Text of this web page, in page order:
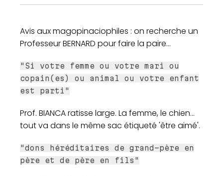
Avis aux magopinaciophiles : on recherche un
Professeur BERNARD pour faire la paire...
"Si votre femme ou votre mari ou
copain(es) ou animal ou votre enfant
est parti"
Prof. BIANCA ratisse large. La femme, le chien...
tout va dans le même sac étiqueté 'être aimé'.
"dons héréditaires de grand-père en
père et de père en fils"